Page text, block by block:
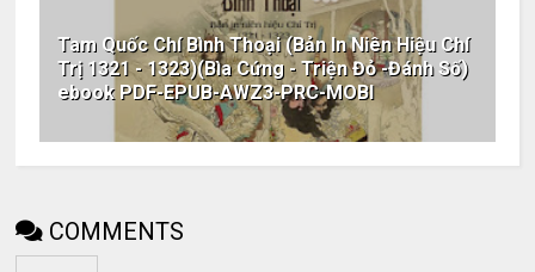
Tam Quốc Chí Bình Thoại (Bản In Niên Hiệu Chí
Trị 1321 - 1323)(Bìa Cứng - Triện Đỏ -Đánh Số)
ebook PDF-EPUB-AWZ3-PRC-MOBI
COMMENTS